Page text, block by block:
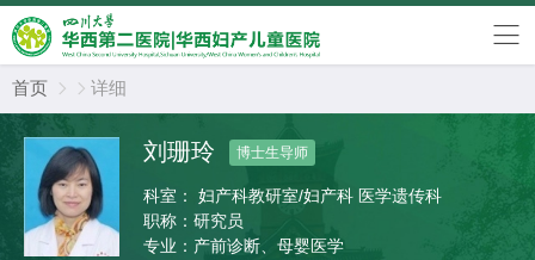
首页   详细
刘珊玲 博士生导师
科室：
妇产科教研室/妇产科 医学遗传科
职称： 研究员
专业： 产前诊断、母婴医学